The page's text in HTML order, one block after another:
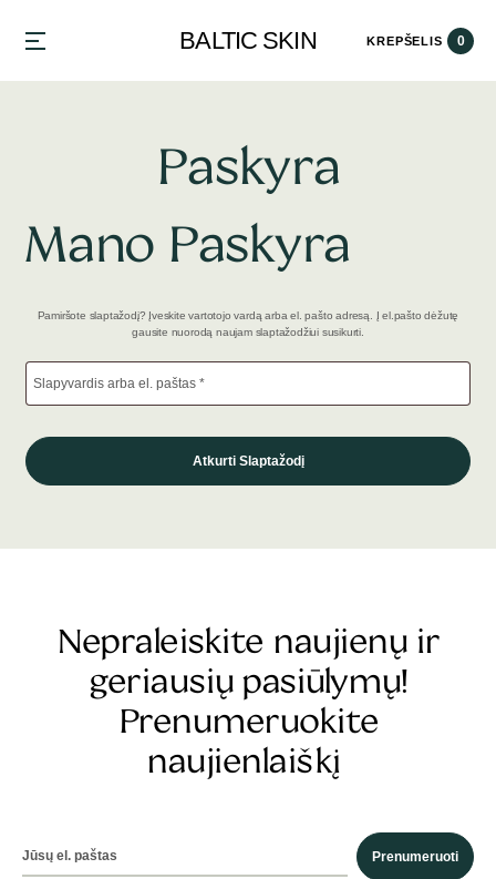
BALTIC SKIN KREPŠELIS 0
Paskyra
Mano Paskyra
Pamiršote slaptažodį? Įveskite vartotojo vardą arba el. pašto adresą. Į el.pašto dėžutę
gausite nuorodą naujam slaptažodžiui susikurti.
Atkurti Slaptažodį
Nepraleiskite naujienų ir
geriausių pasiūlymų!
Prenumeruokite
naujienlaiškį
Prenumeruoti